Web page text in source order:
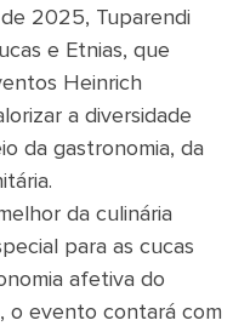
2025, Tuparendi
e Etnias, que
Heinrich
a diversidade
da gastronomia, da
da culinária
para as cucas
afetiva do
o evento contará com